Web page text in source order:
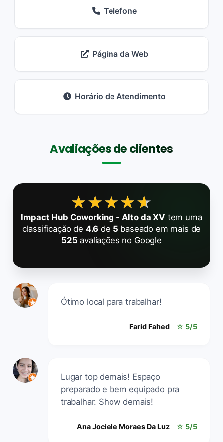
Telefone
Página da Web
Horário de Atendimento
Avaliações de clientes
★★★★★
★★★★★
Impact Hub Coworking - Alto da XV tem uma
classificação de 4.6 de 5 baseado em mais de
525 avaliações no Google
Ótimo local para trabalhar!
Farid Fahed ☆ 5/5
Lugar top demais! Espaço
preparado e bem equipado pra
trabalhar. Show demais!
Ana Jociele Moraes Da Luz ☆ 5/5